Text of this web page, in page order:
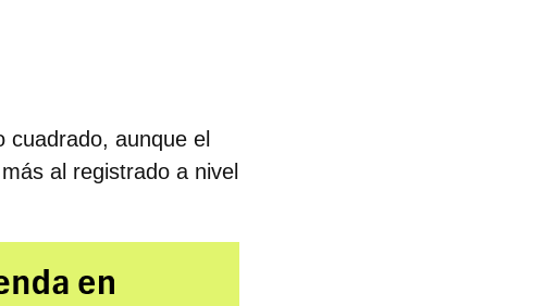
aunque el
al registrado a nivel